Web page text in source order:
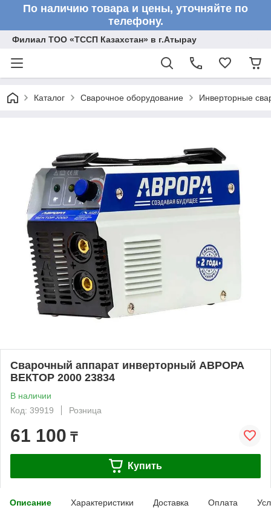
По наличию товара и цены, уточняйте по
телефону.
Филиал ТОО «ТССП Казахстан» в г.Атырау
Каталог Сварочное оборудование Инверторные
Сварочный аппарат инверторный АВРОРА
ВЕКТОР 2000 23834
В наличии
Код: 39919
Розница
61 100 ₸
Купить
Описание Характеристики Доставка Оплата